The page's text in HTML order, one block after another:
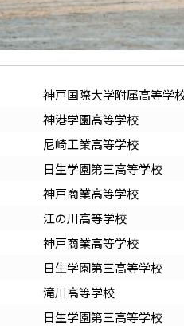
神戸国際大学附属高等学
神港学園高等学校
尼崎工業高等学校
日生学園第三高等学校
神戸商業高等学校
江の川高等学校
神戸商業高等学校
日生学園第三高等学校
滝川高等学校
日生学園第三高等学校